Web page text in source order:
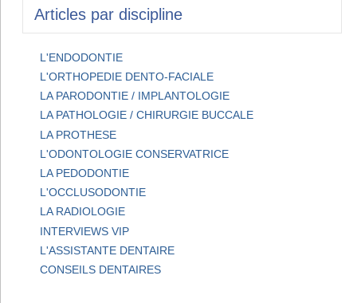
Articles par discipline
L'ENDODONTIE
L'ORTHOPEDIE DENTO-FACIALE
LA PARODONTIE / IMPLANTOLOGIE
LA PATHOLOGIE / CHIRURGIE BUCCALE
LA PROTHESE
L'ODONTOLOGIE CONSERVATRICE
LA PEDODONTIE
L'OCCLUSODONTIE
LA RADIOLOGIE
INTERVIEWS VIP
L'ASSISTANTE DENTAIRE
CONSEILS DENTAIRES